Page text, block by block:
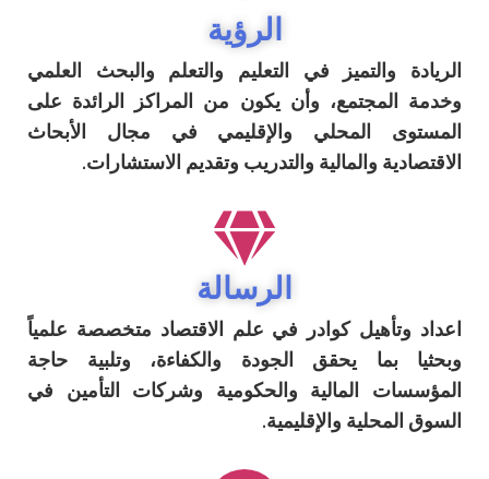
الرؤية
الريادة والتميز في التعليم والتعلم والبحث العلمي
وخدمة المجتمع، وأن يكون من المراكز الرائدة على
المستوى المحلي والإقليمي في مجال الأبحاث
الاقتصادية والمالية والتدريب وتقديم الاستشارات.
الرسالة
اعداد وتأهيل كوادر في علم الاقتصاد متخصصة علمياً
وبحثيا بما يحقق الجودة والكفاءة، وتلبية حاجة
المؤسسات المالية والحكومية وشركات التأمين في
السوق المحليةوالإقليمية.